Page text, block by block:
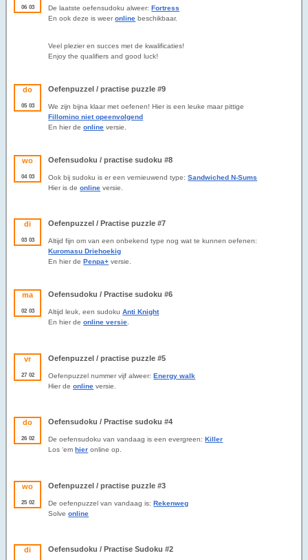
06 03 De laatste oefensudoku alweer:Fortress
En ook deze is weeronline beschikbaar.
Veel plezier en succes met de kwalificaties!
Enjoy the qualifiers and good luck!
do
05 03
Oefenpuzzel / practise puzzle #9
We zijn bijna klaar met oefenen! Hier is een leuke maar pittige
Fillomino niet opeenvolgend
En hier deonline versie.
wo
04 03
Oefensudoku / practise sudoku #8
Ook bij sudoku is er een vernieuwend type:Sandwiched N-Sums
Hier is deonline versie.
di
03 03
Oefenpuzzel / Practise puzzle #7
Altijd fijn om van een onbekend type nog wat te kunnen oefenen:
Kuromasu Driehoekig
En hier de Penpa+ versie.
ma
02 03
Oefensudoku / Practise sudoku #6
Altijd leuk, een sudokuAnti Knight
En hier deonline versie.
vr
27 02
Oefenpuzzel / practise puzzle #5
Oefenpuzzel nummer vijf alweer:Energy walk
Hier deonline versie.
do
26 02
Oefensudoku / Practise sudoku #4
De oefensudoku van vandaag is een evergreen:Killer
Los ‘emhier online op.
wo
25 02
Oefenpuzzel / practise puzzle #3
De oefenpuzzel van vandaag is:Rekenweg
Solveonline
di Oefensudoku / Practise Sudoku #2